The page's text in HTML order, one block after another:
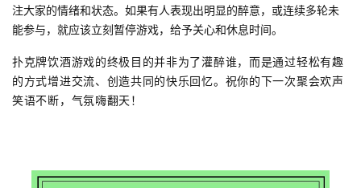
注大家的情绪和状态。如果有人表现出明显的醉意，或连续多轮未
能参与，就应该立刻暂停游戏，给予关心和休息时间。
扑克牌饮酒游戏的终极目的并非为了灌醉谁，而是通过轻松有趣
的方式增进交流、创造共同的快乐回忆。祝你的下一次聚会欢声
笑语不断，气氛嗨翻天！